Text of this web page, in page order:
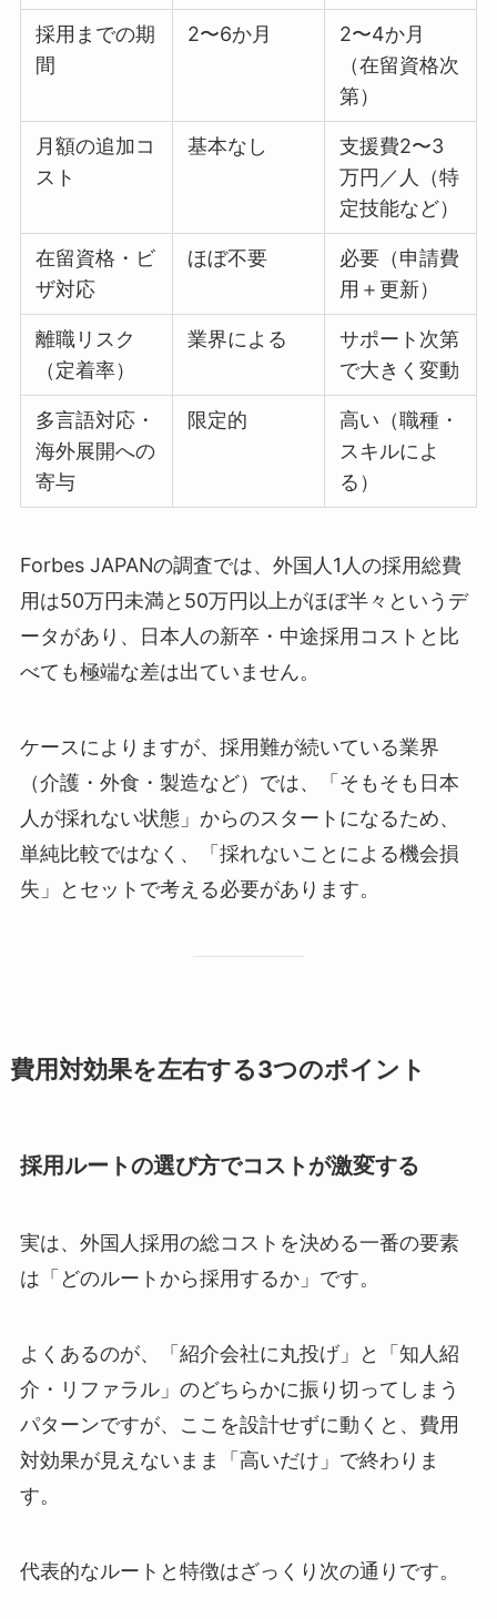
採用までの期
間
2〜6か月
2〜4か月
（在留資格次
第）
月額の追加コ
スト
基本なし
支援費2〜3
万円／人（特
定技能など）
在留資格・ビ
ザ対応
ほぼ不要
必要（申請費
用＋更新）
離職リスク
（定着率）
業界による
サポート次第
で大きく変動
多言語対応・
海外展開への
寄与
限定的
高い（職種・
スキルによ
る）
Forbes JAPANの調査では、外国人1人の採用総費
用は50万円未満と50万円以上がほぼ半々というデ
ータがあり、日本人の新卒・中途採用コストと比
べても極端な差は出ていません。
ケースによりますが、採用難が続いている業界
（介護・外食・製造など）では、「そもそも日本
人が採れない状態」からのスタートになるため、
単純比較ではなく、「採れないことによる機会損
失」とセットで考える必要があります。
費用対効果を左右する3つのポイント
採用ルートの選び方でコストが激変する
実は、外国人採用の総コストを決める一番の要素
は「どのルートから採用するか」です。
よくあるのが、「紹介会社に丸投げ」と「知人紹
介・リファラル」のどちらかに振り切ってしまう
パターンですが、ここを設計せずに動くと、費用
対効果が見えないまま「高いだけ」で終わりま
す。
代表的なルートと特徴はざっくり次の通りです。